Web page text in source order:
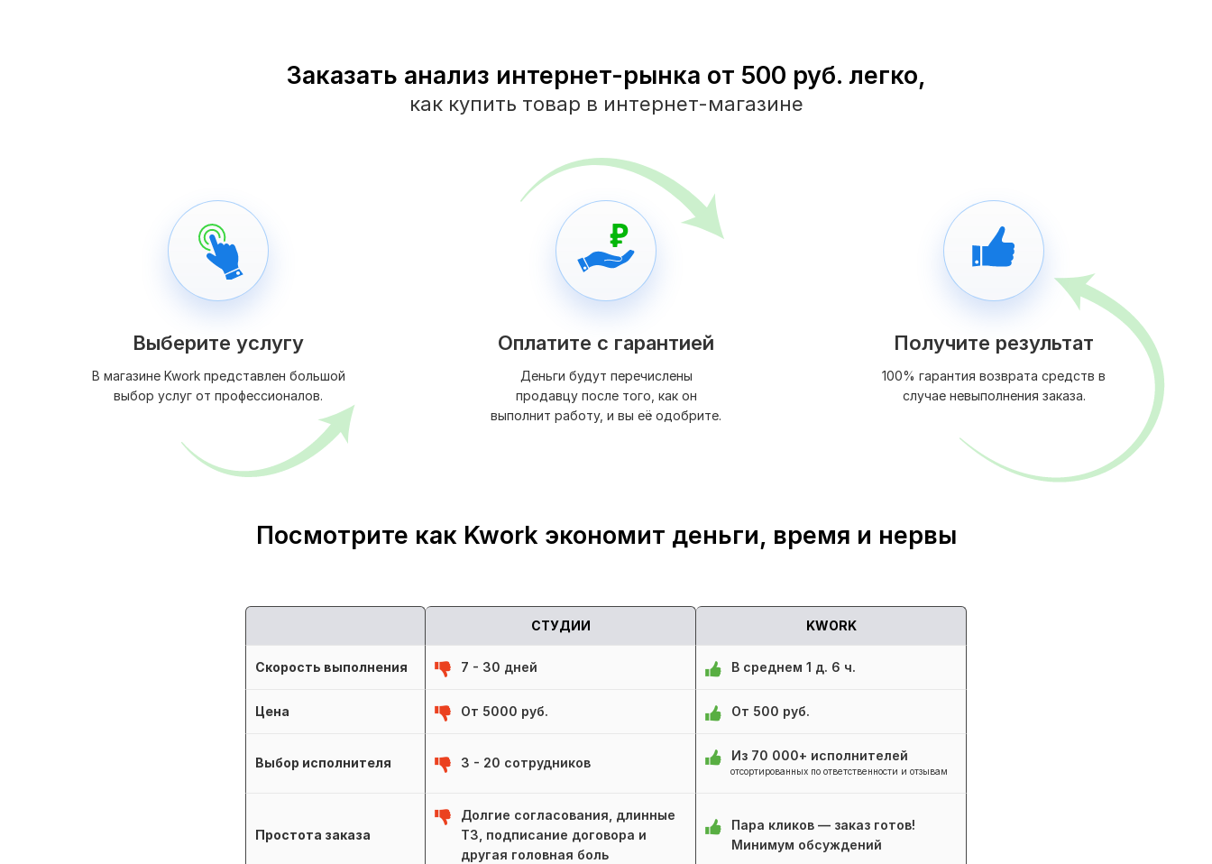
Заказать анализ интернет-рынка от 500 руб. легко,
как купить товар в интернет-магазине
Выберите услугу
В магазине Kwork представлен большой
выбор услуг от профессионалов.
Оплатите с гарантией
Деньги будут перечислены
продавцу после того, как он
выполнит работу, и вы её одобрите.
Получите результат
100% гарантия возврата средств в
случае невыполнения заказа.
Посмотрите как Kwork экономит деньги, время и нервы
СТУДИИ KWORK
Скорость выполнения 7 - 30 дней В среднем 1 д. 6 ч.
Цена От 5000 руб. От 500 руб.
Выбор исполнителя 3 - 20 сотрудников Из 70 000+ исполнителей
отсортированных по ответственности и отзывам
Простота заказа
Долгие согласования, длинные
ТЗ, подписание договора и
другая головная боль
Пара кликов — заказ готов!
Минимум обсуждений